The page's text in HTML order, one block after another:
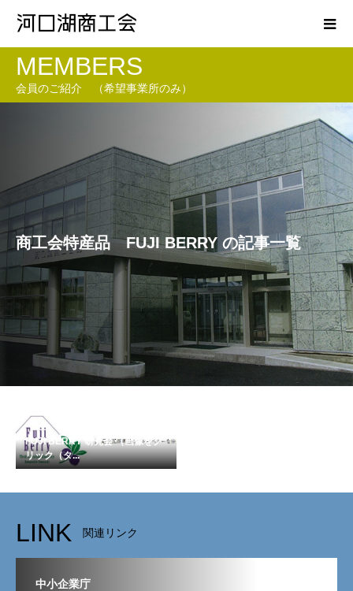
MEMBERS
会員のご紹介 （希望事業所のみ）
商工会特産品 FUJI BERRY の記事一覧
FUJI BERRY 研究会 （画像をク
リック（タ...
LINK 関連リンク
中小企業庁